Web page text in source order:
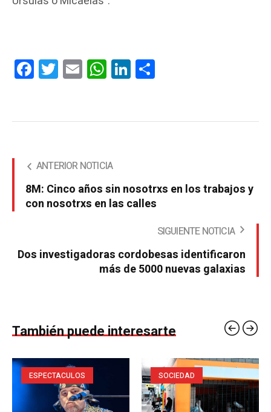
FacebookTwitterEmail WhatsAppLinkedIn
ANTERIOR NOTICIA
8M: Cinco años sin nosotrxs en los trabajos y
con nosotrxs en las calles
SIGUIENTE NOTICIA
Dos investigadoras cordobesas identificaron
más de 5000 nuevas galaxias
También puede interesarte
ESPECTACULOS SOCIEDAD